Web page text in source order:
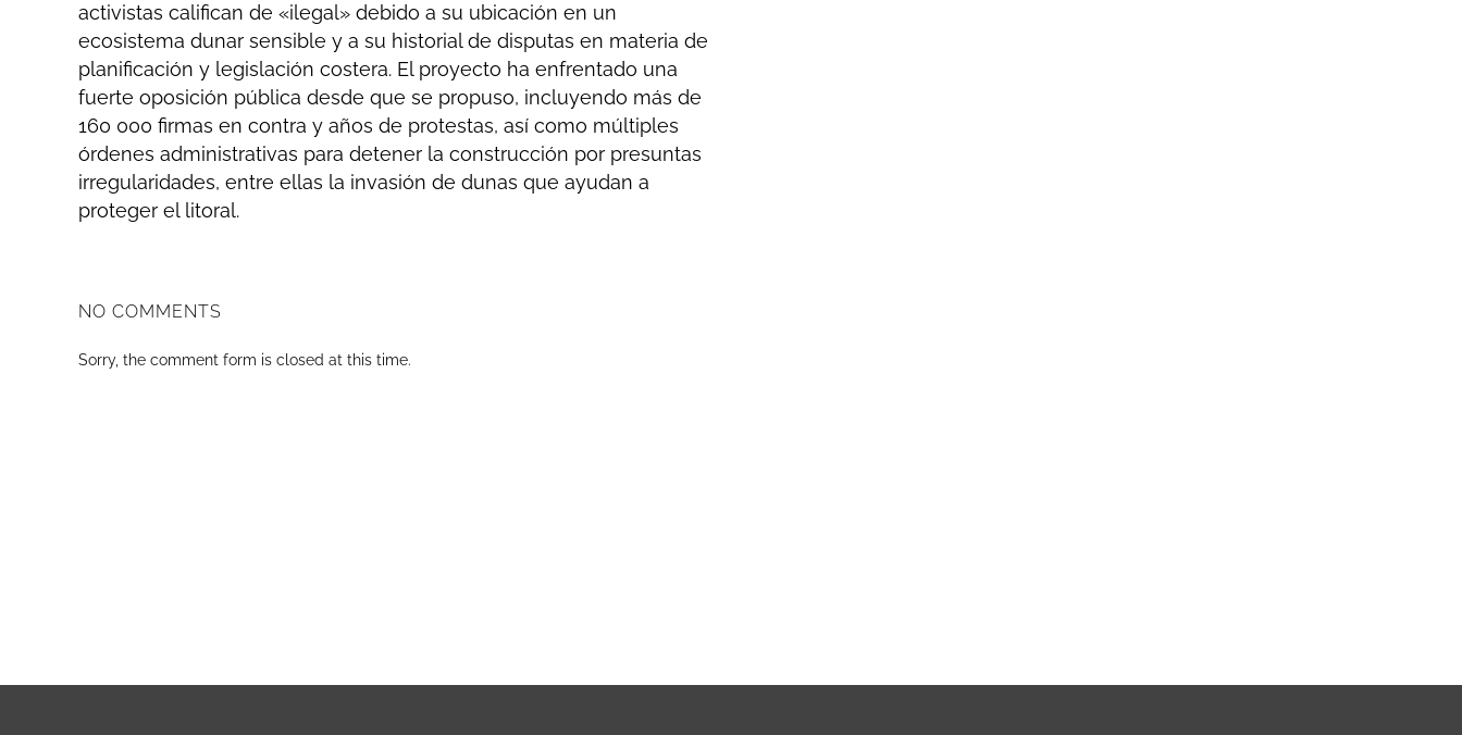
activistas califican de «ilegal» debido a su ubicación en un
ecosistema dunar sensible y a su historial de disputas en materia de
planificación y legislación costera. El proyecto ha enfrentado una
fuerte oposición pública desde que se propuso, incluyendo más de
160 000 firmas en contra y años de protestas, así como múltiples
órdenes administrativas para detener la construcción por presuntas
irregularidades, entre ellas la invasión de dunas que ayudan a
proteger el litoral.
NO COMMENTS
Sorry, the comment form is closed at this time.